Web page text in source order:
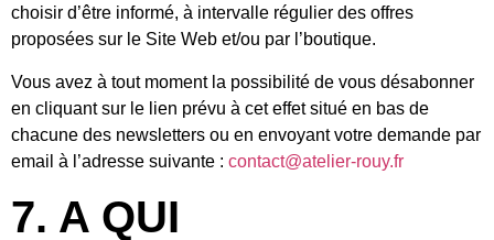
choisir d’être informé, à intervalle régulier des offres
proposées sur le Site Web et/ou par l’boutique.
Vous avez à tout moment la possibilité de vous désabonner
en cliquant sur le lien prévu à cet effet situé en bas de
chacune des newsletters ou en envoyant votre demande par
email à l’adresse suivante : contact@atelier-rouy.fr
7. A QUI